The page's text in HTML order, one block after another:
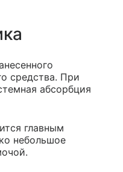
средства. При
абсорбция
главным
небольшое